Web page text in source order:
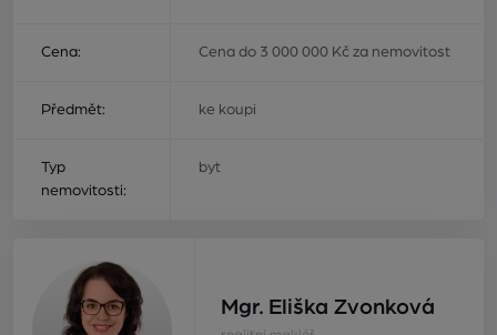
Cena: Cena do 3 000 000 Kč za nemovitost
Předmět: ke koupi
Typ
nemovitosti:
byt
Mgr. Eliška Zvonková